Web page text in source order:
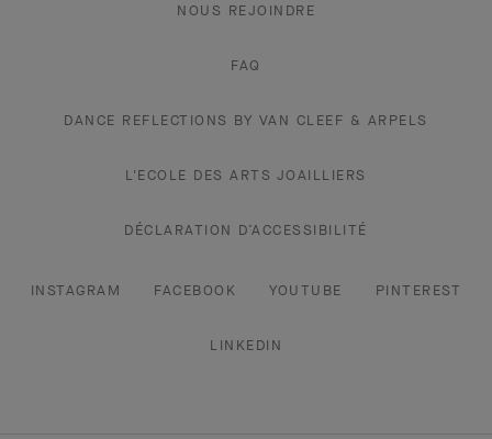
NOUS REJOINDRE
FAQ
DANCE REFLECTIONS BY VAN CLEEF & ARPELS
L'ECOLE DES ARTS JOAILLIERS
DÉCLARATION D’ACCESSIBILITÉ
INSTAGRAM FACEBOOK YOUTUBE PINTEREST
LINKEDIN